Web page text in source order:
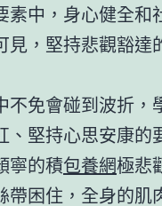
素中，身心健全和
見，堅持悲觀豁達
不免會碰到波折，
堅持心思安康的
寧的積包養網極悲
帶困住，全身的肌